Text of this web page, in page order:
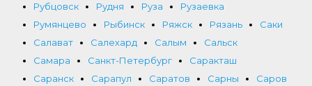
Рубцовск
Рудня Руза
Рузаевка
Румянцево
Рыбинск Ряжск Рязань
Саки
Салават
Салехард Салым
Сальск
Самара
Санкт-Петербург
Саракташ
Саранск
Сарапул Саратов Сарны
Саров